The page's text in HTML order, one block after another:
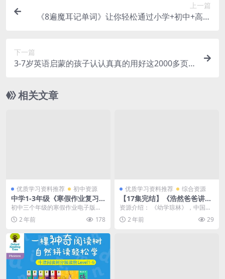
上一篇
《8遍魔耳记单词》让你轻松通过小学+初中+高中
下一篇
3-7岁英语启蒙的孩子认认真真的用好这2000多页
相关文章
优质学习资料推荐 初中资源
中学1-3年级《寒假作业复习
大本营》（22份PDF文档）百
假衔接复习作业电子版资料
初中三个年级的寒假作业电子版为
孩子们准备好了，包括语文 数学 英
语 化学物理等科...
2 年前 178
优质学习资料推荐 综合资源
【17集完结】《浩然爸爸讲幼
学琼林天文卷》学知识MP3音
资源介绍： 《幼学琼林》，中国古
代百科全书，有“读了《幼学》走天
下”之称。书中包...
2 年前 29